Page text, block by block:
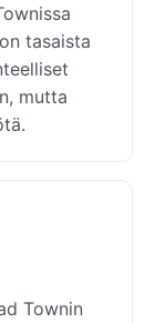
tasaista
mutta
Townin